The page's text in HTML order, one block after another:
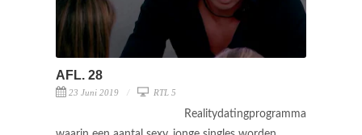
AFL. 28
23 Juni 2019 RTL 5
Realitydatingprogramma